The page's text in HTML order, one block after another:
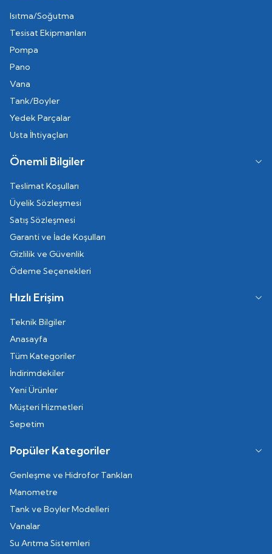
Isıtma/Soğutma
Tesisat Ekipmanları
Pompa
Pano
Vana
Tank/Boyler
Yedek Parçalar
Usta İhtiyaçları
Önemli Bilgiler
Teslimat Koşulları
Üyelik Sözleşmesi
Satış Sözleşmesi
Garanti ve İade Koşulları
Gizlilik ve Güvenlik
Ödeme Seçenekleri
Hızlı Erişim
Teknik Bilgiler
Anasayfa
Tüm Kategoriler
İndirimdekiler
Yeni Ürünler
Müşteri Hizmetleri
Sepetim
Popüler Kategoriler
Genleşme ve Hidrofor Tankları
Manometre
Tank ve Boyler Modelleri
Vanalar
Su Arıtma Sistemleri